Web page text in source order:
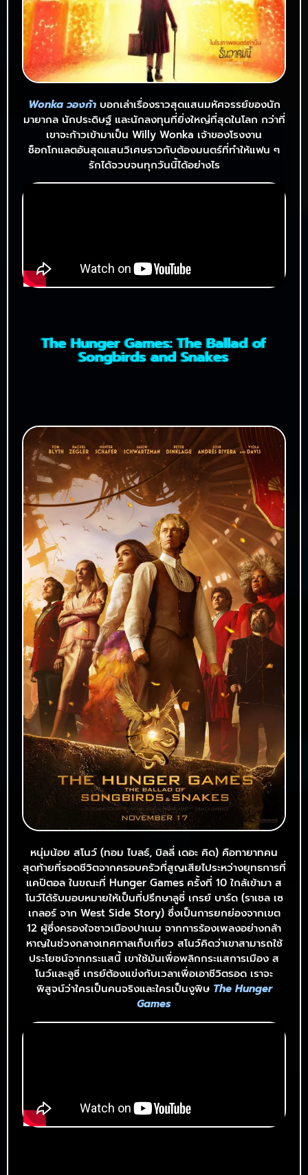
Wonka วองก้าบอกเล่าเรื่องราวสุดแสนมหัศจรรย์ของนัก
มายากล นักประดิษฐ์ และนักลงทุนที่ยิ่งใหญ่ที่สุดในโลก กว่าที่
เขาจะก้าวเข้ามาเป็น Willy Wonka เจ้าของโรงงาน
ช็อกโกแลตอันสุดแสนวิเศษราวกับต้องมนตร์ที่ทำให้แฟน ๆ
รักได้จวบจนทุกวันนี้ได้อย่างไร
The Hunger Games: The Ballad of
Songbirds and Snakes
หนุ่มน้อย สโนว์ (ทอม ไบลธ์, บิลลี่ เดอะ คิด) คือทายาทคน
สุดท้ายที่รอดชีวิตจากครอบครัวที่สูญเสียไประหว่างยุทธการที่
แคปิตอล ในขณะที่ Hunger Games ครั้งที่ 10 ใกล้เข้ามา ส
โนว์ได้รับมอบหมายให้เป็นที่ปรึกษาลูซี่ เกรย์ บาร์ด (ราเชล เซ
เกลอร์ จาก West Side Story) ซึ่งเป็นการยกย่องจากเขต
12 ผู้ซึ่งครองใจชาวเมืองปาเนม จากการร้องเพลงอย่างกล้า
หาญในช่วงกลางเทศกาลเก็บเกี่ยว สโนว์คิดว่าเขาสามารถใช้
ประโยชน์จากกระแสนี้ เขาใช้มันเพื่อพลิกกระแสการเมือง ส
โนว์และลูซี่ เกรย์ต้องแข่งกับเวลาเพื่อเอาชีวิตรอด เราจะ
พิสูจน์ว่าใครเป็นคนจริงและใครเป็นงูพิษ The Hunger
Games